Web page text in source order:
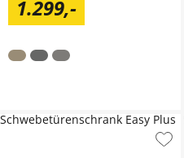
1.299,-
Schwebetürenschrank Easy Plus